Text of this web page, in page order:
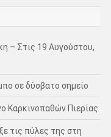
– Στις 19 Αυγούστου,
σε δύσβατο σημείο
Καρκινοπαθών Πιερίας
τις πύλες της στη